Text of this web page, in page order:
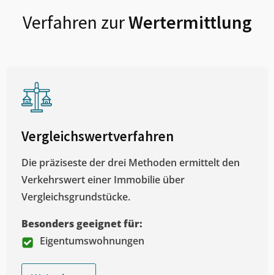
Verfahren zurWertermittlung
Vergleichswertverfahren
Die präziseste der drei Methoden ermittelt den
Verkehrswert einer Immobilie über
Vergleichsgrundstücke.
Besonders geeignet für:
Eigentumswohnungen